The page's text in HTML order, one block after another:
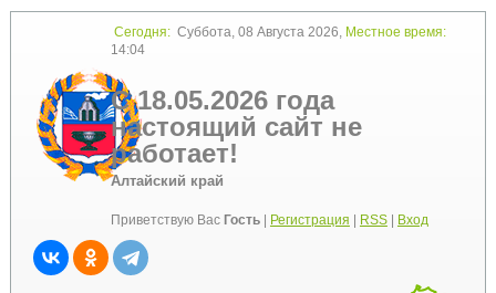
Сегодня:Суббота, 08 Августа 2026, Местное время:
14:04
С 18.05.2026 года
настоящий сайт не
работает!
Алтайский край
Приветствую Вас Гость| Регистрация RSS| Вход